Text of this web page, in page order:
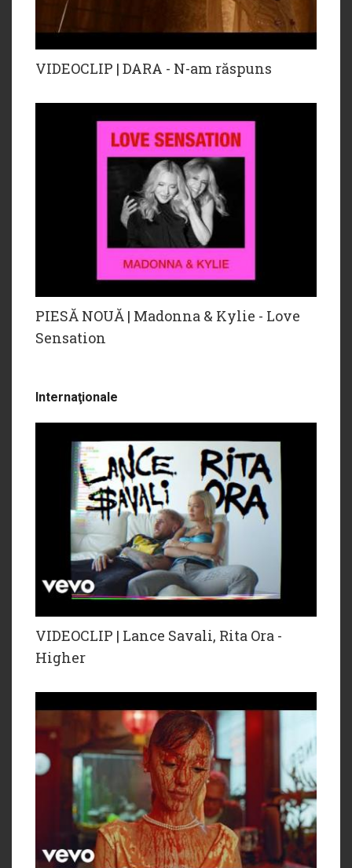
VIDEOCLIP | DARA - N-am răspuns
PIESĂ NOUĂ | Madonna & Kylie - Love
Sensation
Internaţionale
VIDEOCLIP | Lance Savali, Rita Ora -
Higher